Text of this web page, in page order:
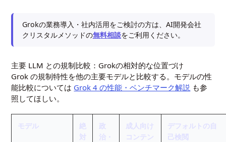
Grokの業務導入・社内活用をご検討の方は、AI開発会社
クリスタルメソッドの無料相談をご利用ください。
主要 LLM との規制比較：Grokの相対的な位置づけ
Grok の規制特性を他の主要モデルと比較する。モデルの性
能比較については Grok 4 の性能・ベンチマーク解説 も参
照してほしい。
モデル
絶
対
政
治・
成人向け
コンテン
デフォルトの自
己検閲